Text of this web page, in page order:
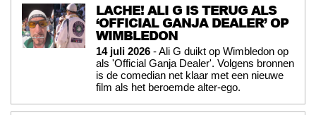
LACHE! ALI G IS TERUG ALS
‘OFFICIAL GANJA DEALER’ OP
WIMBLEDON
14 juli 2026 - Ali G duikt op Wimbledon op
als 'Official Ganja Dealer'. Volgens bronnen
is de comedian net klaar met een nieuwe
film als het beroemde alter-ego.